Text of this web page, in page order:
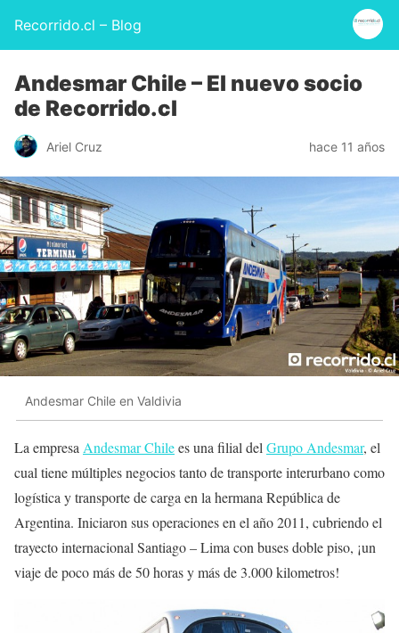
Recorrido.cl – Blog
Andesmar Chile – El nuevo socio
de Recorrido.cl
Ariel Cruz hace 11 años
Andesmar Chile en Valdivia
La empresa Andesmar Chilees una filial del Grupo Andesmar, el
cual tiene múltiples negocios tanto de transporte interurbano como
logística y transporte de carga en la hermana República de
Argentina. Iniciaron sus operaciones en el año 2011, cubriendo el
trayecto internacional Santiago – Lima con buses doble piso, ¡un
viaje de poco más de 50 horas y más de 3.000 kilometros!